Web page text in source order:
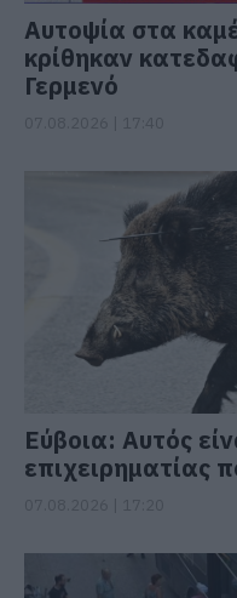
Αυτοψία στα
κρίθηκαν
Γερμενό
Εύβοια: Αυτός
επιχειρηματίας